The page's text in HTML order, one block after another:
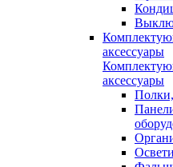
аксессуары
аксессуары